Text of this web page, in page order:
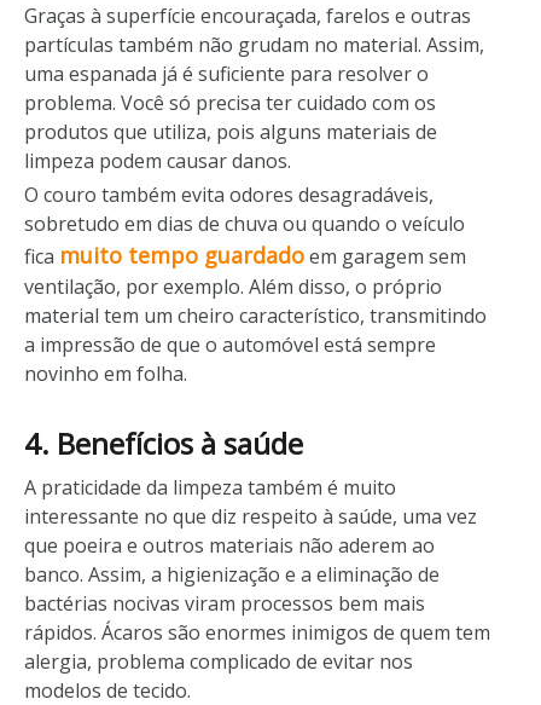
Graças à superfície encouraçada, farelos e outras
partículas também não grudam no material. Assim,
uma espanada já é suficiente para resolver o
problema. Você só precisa ter cuidado com os
produtos que utiliza, pois alguns materiais de
limpeza podem causar danos.
O couro também evita odores desagradáveis,
sobretudo em dias de chuva ou quando o veículo
fica muito tempo guardadoem garagem sem
ventilação, por exemplo. Além disso, o próprio
material tem um cheiro característico, transmitindo
a impressão de que o automóvel está sempre
novinho em folha.
4. Benefícios à saúde
A praticidade da limpeza também é muito
interessante no que diz respeito à saúde, uma vez
que poeira e outros materiais não aderem ao
banco. Assim, a higienização e a eliminação de
bactérias nocivas viram processos bem mais
rápidos. Ácaros são enormes inimigos de quem tem
alergia, problema complicado de evitar nos
modelos de tecido.